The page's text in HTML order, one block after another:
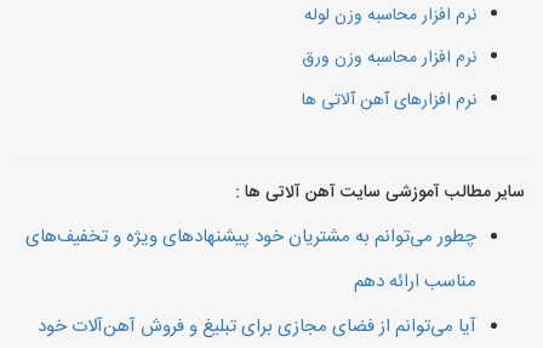
نرم افزار محاسبه وزن لوله
نرم افزار محاسبه وزن ورق
نرم افزارهای آهن آلاتی ها
سایر مطالب آموزشی سایت آهن آلاتی ها :
چطور می‌توانم به مشتریان خود پیشنهادهای ویژه و تخفیف‌های
مناسب ارائه دهم
آیا می‌توانم از فضای مجازی برای تبلیغ و فروش آهن‌آلات خود